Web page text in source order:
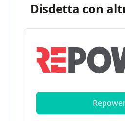
Disdetta con